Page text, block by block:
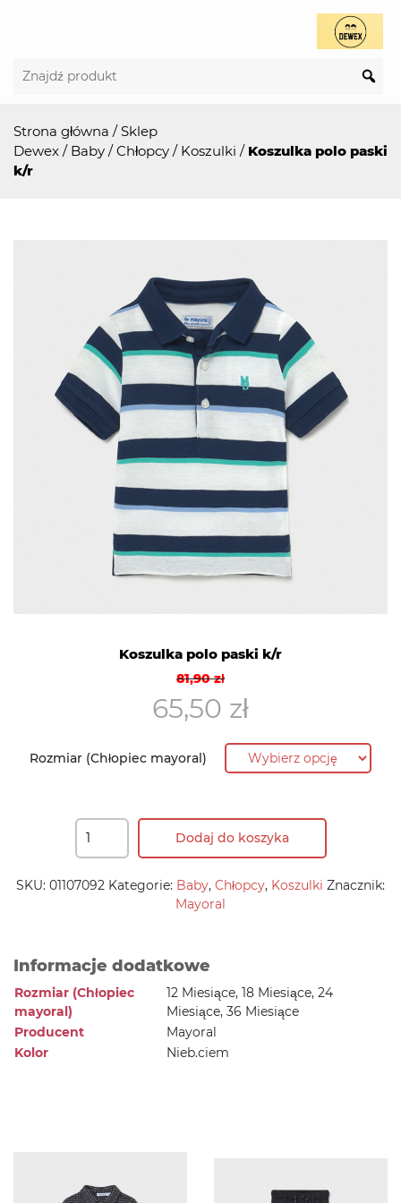
Strona główna /Sklep
Dewex / Baby /Chłopcy / Koszulki / Koszulka polo paski
k/r
Koszulka polo paski k/r
81,90zł
Pierwotna
cena
wynosiła:
65,50 zł
Aktualna
cena
wynosi:
Rozmiar (Chłopiec mayoral)
Dodaj do koszyka
SKU: 01107092 Kategorie: Baby, Chłopcy, Koszulki Znacznik:
Mayoral
Informacje dodatkowe
Rozmiar (Chłopiec
mayoral)
12 Miesiące, 18 Miesiące, 24
Miesiące, 36 Miesiące
Producent
Mayoral
Kolor
Nieb.ciem